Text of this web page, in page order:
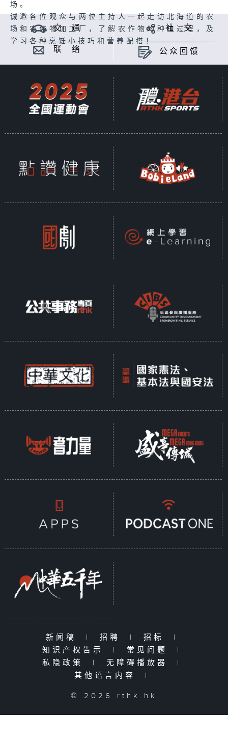
场。
诚邀各位观众与两位主持人一起走访北海道的农
场和农作物加工厂，了解农作物的种植过程，及
学习各种烹饪小技巧和营养配搭！
交 通 社 交
联 络 公众回馈
新闻稿 | 招聘 | 招标
|
知识产权告示
| 常见问题
|
私隐政策
| 无障碍播放器
|
其他语言内容
|
© 2026 rthk.hk